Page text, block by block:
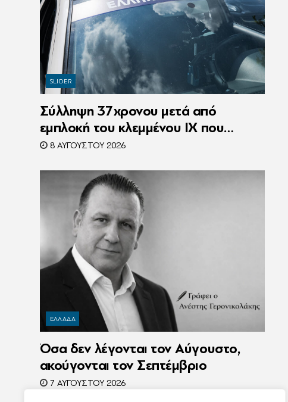
SLIDER
Σύλληψη 37χρονου μετά από
εμπλοκή του κλεμμένου ΙΧ που
οδηγούσε σε τροχαίο
8 ΑΥΓΟΎΣΤΟΥ 2026
ΕΛΛΑΔΑ
Όσα δεν λέγονται τον Αύγουστο,
ακούγονται τον Σεπτέμβριο
7 ΑΥΓΟΎΣΤΟΥ 2026